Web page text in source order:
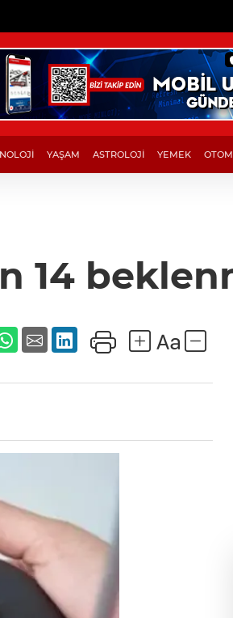
YAŞAM ASTROLOJİ YEMEK
14